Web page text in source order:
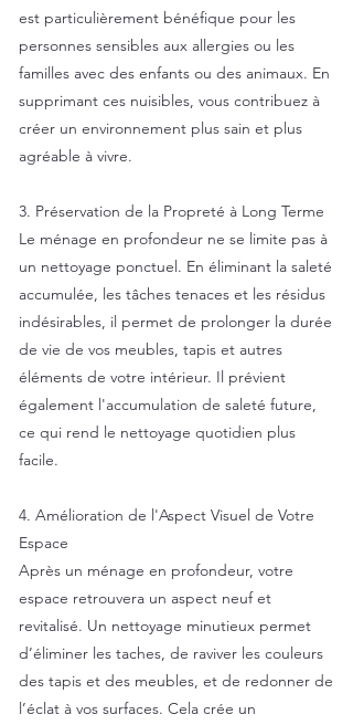
est particulièrement bénéfique pour les
personnes sensibles aux allergies ou les
familles avec des enfants ou des animaux. En
supprimant ces nuisibles, vous contribuez à
créer un environnement plus sain et plus
agréable à vivre.
3. Préservation de la Propreté à Long Terme
Le ménage en profondeur ne se limite pas à
un nettoyage ponctuel. En éliminant la saleté
accumulée, les tâches tenaces et les résidus
indésirables, il permet de prolonger la durée
de vie de vos meubles, tapis et autres
éléments de votre intérieur. Il prévient
également l'accumulation de saleté future,
ce qui rend le nettoyage quotidien plus
facile.
4. Amélioration de l'Aspect Visuel de Votre
Espace
Après un ménage en profondeur, votre
espace retrouvera un aspect neuf et
revitalisé. Un nettoyage minutieux permet
d’éliminer les taches, de raviver les couleurs
des tapis et des meubles, et de redonner de
l’éclat à vos surfaces. Cela crée un